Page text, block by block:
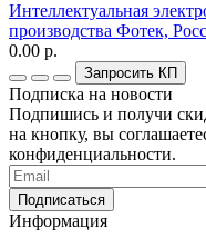
Интеллектуальная
производства Фотек,
0.00 р.
Запросить КП
Подписка на новости
Подпишись и получи
на кнопку, вы
конфиденциальности.
Информация